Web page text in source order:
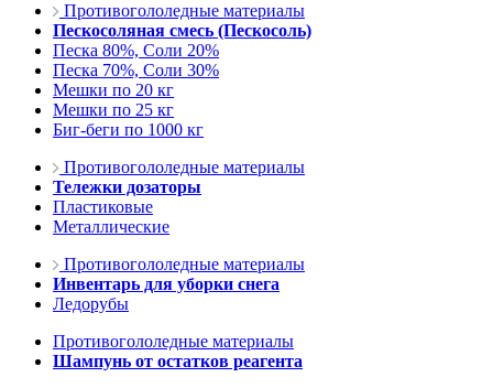
Противогололедные материалы
Пескосоляная смесь (Пескосоль)
Песка 80%, Соли 20%
Песка 70%, Соли 30%
Мешки по 20 кг
Мешки по 25 кг
Биг-беги по 1000 кг
Противогололедные материалы
Тележки дозаторы
Пластиковые
Металлические
Противогололедные материалы
Инвентарь для уборки снега
Ледорубы
Противогололедные материалы
Шампунь от остатков реагента